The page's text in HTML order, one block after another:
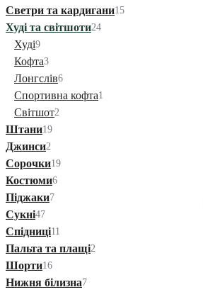
Светри та кардигани15
Худі та світшоти24
Худі9
Кофта3
Лонгслів6
Спортивна кофта1
Світшот2
Штани19
Джинси2
Сорочки19
Костюми6
Піджаки7
Сукні47
Спідниці11
Пальта та плащі2
Шорти16
Нижня білизна7